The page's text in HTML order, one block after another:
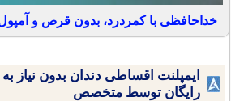
خداحافظی با کمردرد، بدون قرص و
ایمپلنت اقساطی دندان بدون نیاز
رایگان توسط متخصص